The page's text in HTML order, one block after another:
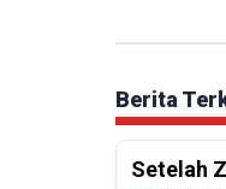
Berita
Setelah